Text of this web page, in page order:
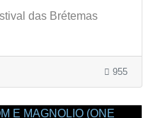
das Brétemas
955